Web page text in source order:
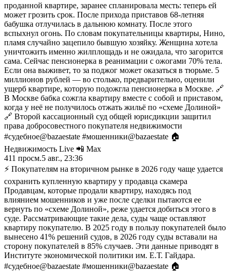
проданной квартире, заранее спланировала месть: теперь ей
может грозить срок. После прихода приставов 68-летняя
бабушка отлучилась в дальнюю комнату. После этого
вспыхнул огонь. По словам покупательницы квартиры, Нино,
пламя случайно зацепило бывшую хозяйку. Женщина хотела
уничтожить именно жилплощадь и не ожидала, что загорится
сама. Сейчас пенсионерка в реанимации с ожогами 70% тела.
Если она выживет, то за поджог может оказаться в тюрьме. 5
миллионов рублей — во столько, предварительно, оценили
ущерб квартире, которую подожгла пенсионерка в Москве. 🔗
В Москве бабка сожгла квартиру вместе с собой и приставом,
когда у неё не получилось отжать жильё по «схеме Долиной»
🔗 Второй кассационный суд общей юрисдикции защитил
права добросовестного покупателя недвижимости
#судебное@bazaestate #мошенники@bazaestate 🏠
Недвижимость Live 📲 Max
411 просм.5 авг., 23:36
⚡️ Покупателям на вторичном рынке в 2026 году чаще удается
сохранить купленную квартиру у продавца скамера
Продавцам, которые продали квартиру, находясь под
влиянием мошенников и уже после сделки пытаются ее
вернуть по «схеме Долиной», реже удается добиться этого в
суде. Рассматривающие такие дела, суды чаще оставляют
квартиру покупателю. В 2025 году в пользу покупателей было
вынесено 41% решений судов, в 2026 году суды вставали на
сторону покупателей в 85% случаев. Эти данные приводят в
Институте экономической политики им. Е.Т. Гайдара.
#судебное@bazaestate #мошенники@bazaestate 🏠